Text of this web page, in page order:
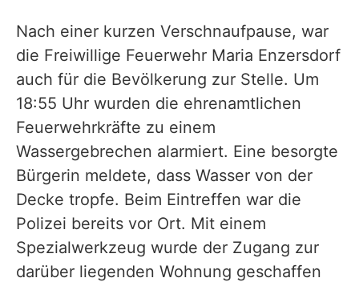
Nach einer kurzen Verschnaufpause, war
die Freiwillige Feuerwehr Maria Enzersdorf
auch für die Bevölkerung zur Stelle. Um
18:55 Uhr wurden die ehrenamtlichen
Feuerwehrkräfte zu einem
Wassergebrechen alarmiert. Eine besorgte
Bürgerin meldete, dass Wasser von der
Decke tropfe. Beim Eintreffen war die
Polizei bereits vor Ort. Mit einem
Spezialwerkzeug wurde der Zugang zur
darüber liegenden Wohnung geschaffen